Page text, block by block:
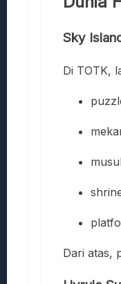
Sky
Di TOTK,
Dari atas,